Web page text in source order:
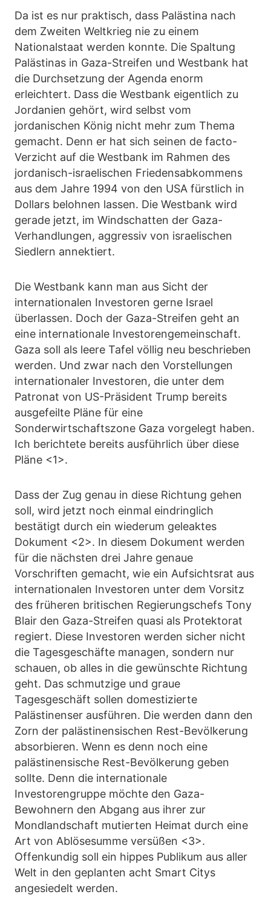
Da ist es nur praktisch, dass Palästina nach
dem Zweiten Weltkrieg nie zu einem
Nationalstaat werden konnte. Die Spaltung
Palästinas in Gaza-Streifen und Westbank hat
die Durchsetzung der Agenda enorm
erleichtert. Dass die Westbank eigentlich zu
Jordanien gehört, wird selbst vom
jordanischen König nicht mehr zum Thema
gemacht. Denn er hat sich seinen de facto-
Verzicht auf die Westbank im Rahmen des
jordanisch-israelischen Friedensabkommens
aus dem Jahre 1994 von den USA fürstlich in
Dollars belohnen lassen. Die Westbank wird
gerade jetzt, im Windschatten der Gaza-
Verhandlungen, aggressiv von israelischen
Siedlern annektiert.
Die Westbank kann man aus Sicht der
internationalen Investoren gerne Israel
überlassen. Doch der Gaza-Streifen geht an
eine internationale Investorengemeinschaft.
Gaza soll als leere Tafel völlig neu beschrieben
werden. Und zwar nach den Vorstellungen
internationaler Investoren, die unter dem
Patronat von US-Präsident Trump bereits
ausgefeilte Pläne für eine
Sonderwirtschaftszone Gaza vorgelegt haben.
Ich berichtete bereits ausführlich über diese
Pläne <1>.
Dass der Zug genau in diese Richtung gehen
soll, wird jetzt noch einmal eindringlich
bestätigt durch ein wiederum geleaktes
Dokument <2>. In diesem Dokument werden
für die nächsten drei Jahre genaue
Vorschriften gemacht, wie ein Aufsichtsrat aus
internationalen Investoren unter dem Vorsitz
des früheren britischen Regierungschefs Tony
Blair den Gaza-Streifen quasi als Protektorat
regiert. Diese Investoren werden sicher nicht
die Tagesgeschäfte managen, sondern nur
schauen, ob alles in die gewünschte Richtung
geht. Das schmutzige und graue
Tagesgeschäft sollen domestizierte
Palästinenser ausführen. Die werden dann den
Zorn der palästinensischen Rest-Bevölkerung
absorbieren. Wenn es denn noch eine
palästinensische Rest-Bevölkerung geben
sollte. Denn die internationale
Investorengruppe möchte den Gaza-
Bewohnern den Abgang aus ihrer zur
Mondlandschaft mutierten Heimat durch eine
Art von Ablösesumme versüßen <3>.
Offenkundig soll ein hippes Publikum aus aller
Welt in den geplanten acht Smart Citys
angesiedelt werden.